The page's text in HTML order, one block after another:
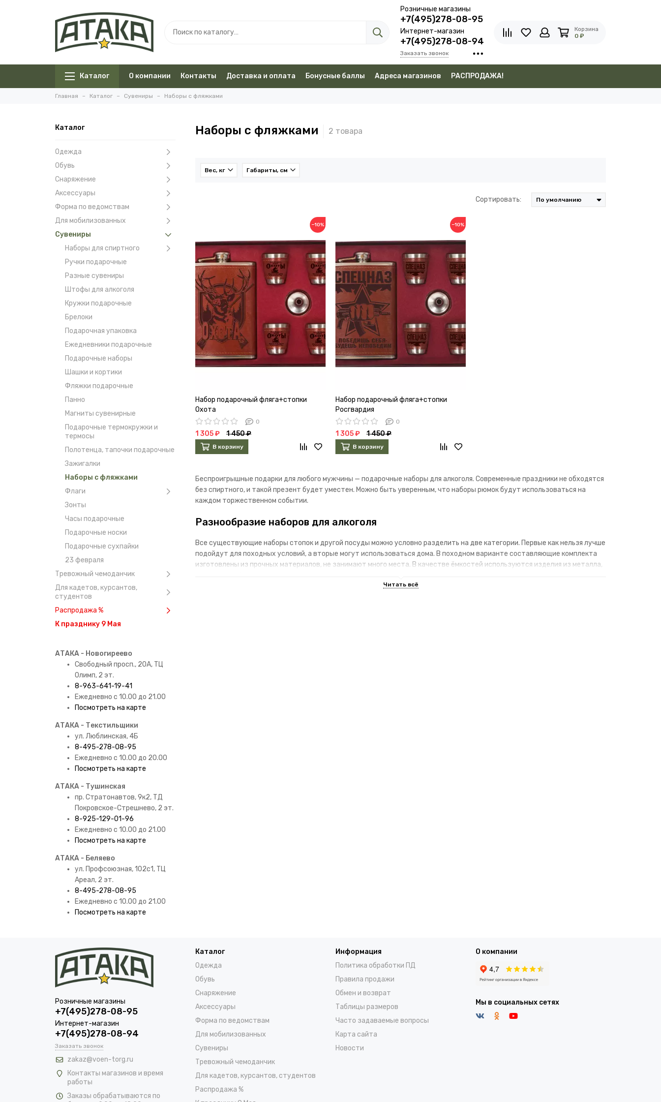
Розничные магазины
+7(495)278-08-95
Интернет-магазин
+7(495)278-08-94
Заказать звонок
Корзина
0 ₽
Каталог О компании Контакты Доставка и оплата Бонусные баллы Адреса магазинов РАСПРОДАЖА!
Главная Каталог Сувениры Наборы с фляжками
Каталог
Одежда
Обувь
Снаряжение
Аксессуары
Форма по ведомствам
Для мобилизованных
Сувениры
Наборы для спиртного
Ручки подарочные
Разные сувениры
Штофы для алкоголя
Кружки подарочные
Брелоки
Подарочная упаковка
Ежедневники подарочные
Подарочные наборы
Шашки и кортики
Фляжки подарочные
Панно
Магниты сувенирные
Подарочные термокружки и
термосы
Полотенца, тапочки подарочные
Зажигалки
Наборы с фляжками
Флаги
Зонты
Часы подарочные
Подарочные носки
Подарочные сухпайки
23 февраля
Тревожный чемоданчик
Для кадетов, курсантов,
студентов
Распродажа %
К празднику 9 Мая
АТАКА - Новогиреево
Свободный просп., 20А, ТЦ
Олимп, 2 эт.
8-963-641-19-41
Ежедневно с 10.00 до 21.00
Посмотреть на карте
АТАКА - Текстильщики
ул. Люблинская, 4Б
8-495-278-08-95
Ежедневно с 10.00 до 20.00
Посмотреть на карте
АТАКА - Тушинская
пр. Стратонавтов, 9к2, ТД
Покровское-Стрешнево, 2 эт.
8-925-129-01-96
Ежедневно с 10.00 до 21.00
Посмотреть на карте
АТАКА - Беляево
ул. Профсоюзная, 102с1, ТЦ
Ареал, 2 эт.
8-495-278-08-95
Ежедневно с 10.00 до 21.00
Посмотреть на карте
Наборы с фляжками
Вес, кг Габариты, см
Сортировать:
−10%
Набор подарочный фляга+стопки
Охота
0
1 305 ₽ 1 450 ₽
В корзину
−10%
Набор подарочный фляга+стопки
Росгвардия
0
1 305 ₽ 1 450 ₽
В корзину
Беспроигрышные подарки для любого мужчины — подарочные наборы для алкоголя. Современные праздники не обходятся
без спиртного, и такой презент будет уместен. Можно быть уверенным, что наборы рюмок будут использоваться на
каждом торжественном событии.
Разнообразие наборов для алкоголя
Все существующие наборы стопок и другой посуды можно условно разделить на две категории. Первые как нельзя лучше
подойдут для походных условий, а вторые могут использоваться дома. В походном варианте составляющие комплекта
изготовлены из прочных материалов, не занимают много места. В качестве ёмкостей используются изделия из металла,
Розничные магазины
+7(495)278-08-95
Интернет-магазин
+7(495)278-08-94
Заказать звонок
zakaz@voen-torg.ru
Контакты магазинов и время
работы
Заказы обрабатываются по
Каталог
Одежда
Обувь
Снаряжение
Аксессуары
Форма по ведомствам
Для мобилизованных
Сувениры
Тревожный чемоданчик
Для кадетов, курсантов, студентов
Распродажа %
Информация
Политика обработки ПД
Правила продажи
Обмен и возврат
Таблицы размеров
Часто задаваемые вопросы
Карта сайта
Новости
О компании
Мы в социальных сетях